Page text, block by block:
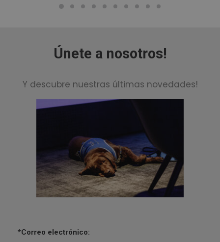
Únete a nosotros!
Y descubre nuestras últimas novedades!
*Correo electrónico: